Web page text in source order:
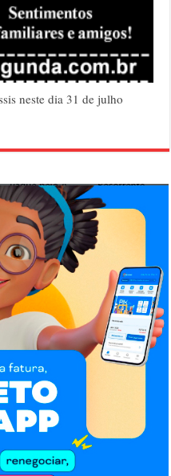
neste dia 31 de julho